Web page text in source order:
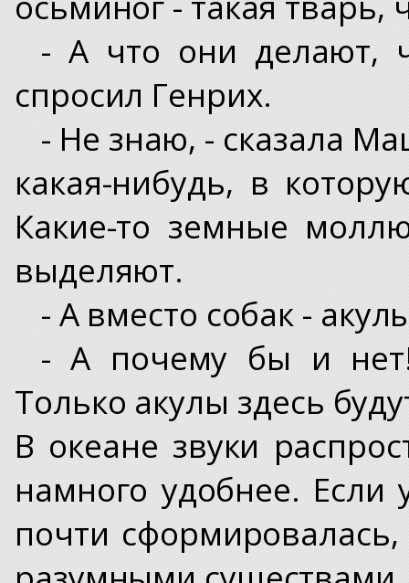
- А что они делают,
спросил Генрих.
- Не знаю, - сказала
какая-нибудь, в
Какие-то земные
выделяют.
- А вместо собак -
- А почему бы и
Только акулы здесь
В океане звуки
намного удобнее.
почти